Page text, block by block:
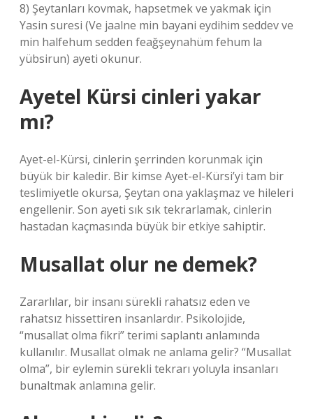
8) Şeytanları kovmak, hapsetmek ve yakmak için
Yasin suresi (Ve jaalne min bayani eydihim seddev ve
min halfehum sedden feağşeynahüm fehum la
yübsirun) ayeti okunur.
Ayetel Kürsi cinleri yakar
mı?
Ayet-el-Kürsi, cinlerin şerrinden korunmak için
büyük bir kaledir. Bir kimse Ayet-el-Kürsi’yi tam bir
teslimiyetle okursa, Şeytan ona yaklaşmaz ve hileleri
engellenir. Son ayeti sık sık tekrarlamak, cinlerin
hastadan kaçmasında büyük bir etkiye sahiptir.
Musallat olur ne demek?
Zararlılar, bir insanı sürekli rahatsız eden ve
rahatsız hissettiren insanlardır. Psikolojide,
“musallat olma fikri” terimi saplantı anlamında
kullanılır. Musallat olmak ne anlama gelir? “Musallat
olma”, bir eylemin sürekli tekrarı yoluyla insanları
bunaltmak anlamına gelir.